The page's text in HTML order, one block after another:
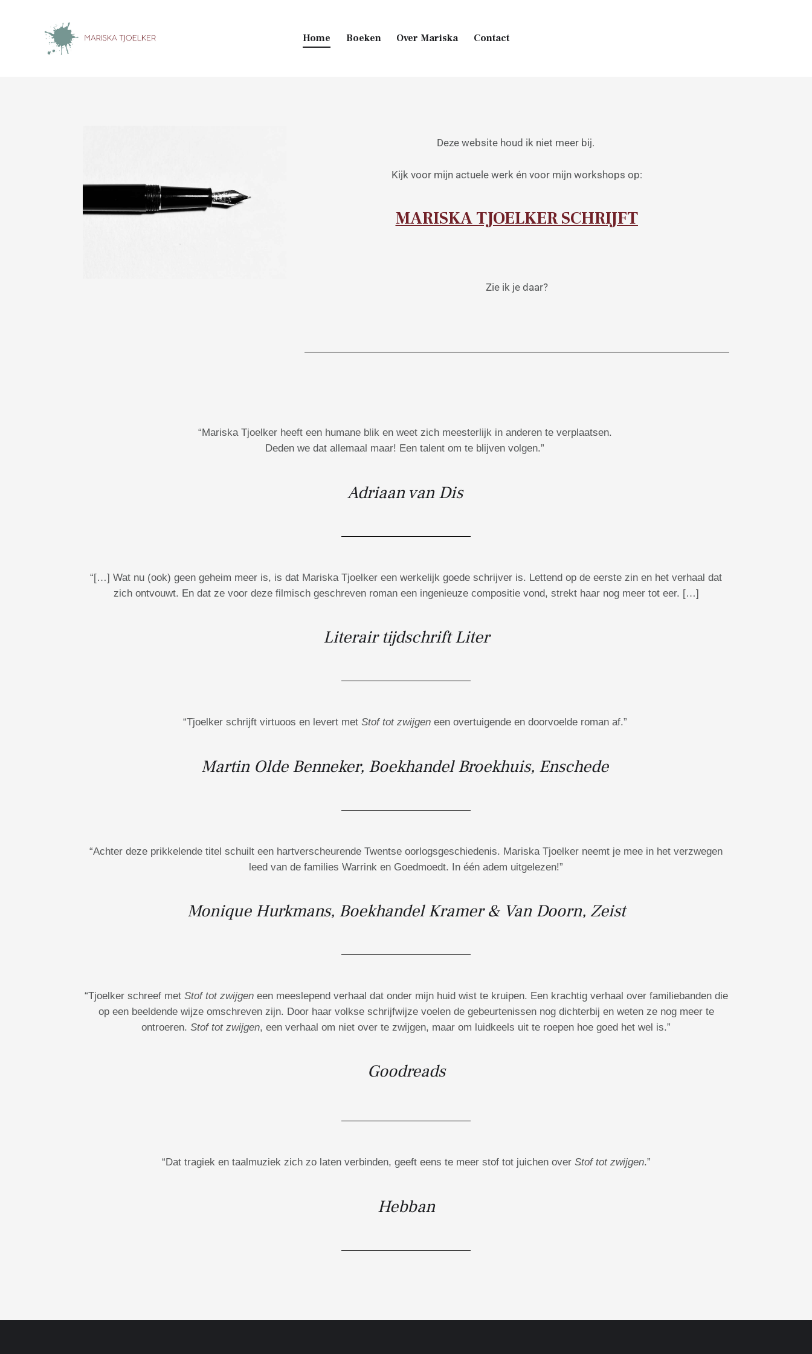
Home Boeken Over Mariska Contact
Deze website houd ik niet meer bij.
Kijk voor mijn actuele werk én voor mijn workshops op:
MARISKA TJOELKER SCHRIJFT
Zie ik je daar?
“Mariska Tjoelker heeft een humane blik en weet zich meesterlijk in anderen te verplaatsen.
Deden we dat allemaal maar! Een talent om te blijven volgen.”
Adriaan van Dis
“[…] Wat nu (ook) geen geheim meer is, is dat Mariska Tjoelker een werkelijk goede schrijver is. Lettend op de eerste zin en het verhaal dat
zich ontvouwt. En dat ze voor deze filmisch geschreven roman een ingenieuze compositie vond, strekt haar nog meer tot eer. […]
Literair tijdschrift Liter
“Tjoelker schrijft virtuoos en levert met Stof tot zwijgeneen overtuigende en doorvoelde roman af.”
Martin Olde Benneker, Boekhandel Broekhuis, Enschede
“Achter deze prikkelende titel schuilt een hartverscheurende Twentse oorlogsgeschiedenis. Mariska Tjoelker neemt je mee in het verzwegen
leed van de families Warrink en Goedmoedt. In één adem uitgelezen!”
Monique Hurkmans, Boekhandel Kramer & Van Doorn, Zeist
“Tjoelker schreef met Stof tot zwijgeneen meeslepend verhaal dat onder mijn huid wist te kruipen. Een krachtig verhaal over familiebanden die
op een beeldende wijze omschreven zijn. Door haar volkse schrijfwijze voelen de gebeurtenissen nog dichterbij en weten ze nog meer te
ontroeren. Stof tot zwijgen, een verhaal om niet over te zwijgen, maar om luidkeels uit te roepen hoe goed het wel is.”
Goodreads
“Dat tragiek en taalmuziek zich zo laten verbinden, geeft eens te meer stof tot juichen over Stof tot zwijgen.”
Hebban